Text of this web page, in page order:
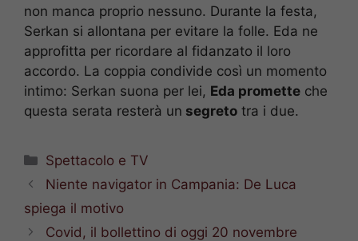
non manca proprio nessuno. Durante la festa,
Serkan si allontana per evitare la folle. Eda ne
approfitta per ricordare al fidanzato il loro
accordo. La coppia condivide così un momento
intimo: Serkan suona per lei, Eda promette che
questa serata resterà un segreto tra i due.
Categorie
Spettacolo e TV
Niente navigator in Campania: De Luca
spiega il motivo
Covid, il bollettino di oggi 20 novembre